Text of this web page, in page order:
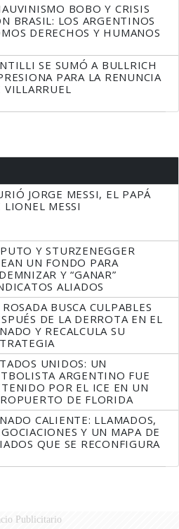
BOBO Y CRISIS
BRASIL: LOS ARGENTINOS
DERECHOS Y HUMANOS
SE SUMÓ A BULLRICH
PARA LA RENUNCIA
VILLARRUEL
JORGE MESSI, EL PAPÁ
LIONEL MESSI
Y STURZENEGGER
UN FONDO PARA
Y “GANAR”
ALIADOS
ROSADA BUSCA CULPABLES
DE LA DERROTA EN EL
Y RECALCULA SU
UNIDOS: UN
ARGENTINO FUE
POR EL ICE EN UN
DE FLORIDA
CALIENTE: LLAMADOS,
Y UN MAPA DE
QUE SE RECONFIGURA
Publicitario